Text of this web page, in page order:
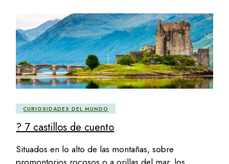
CURIOSIDADES DEL MUNDO
? 7 castillos de cuento
Situados en lo alto de las montañas, sobre